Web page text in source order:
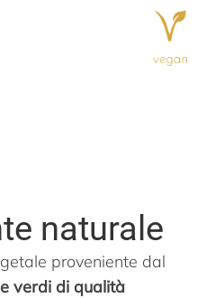
naturale
proveniente dal
verdi di qualità